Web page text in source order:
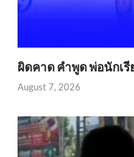
ผิดคาด คำพูด พ่อนักเรี
August 7, 2026